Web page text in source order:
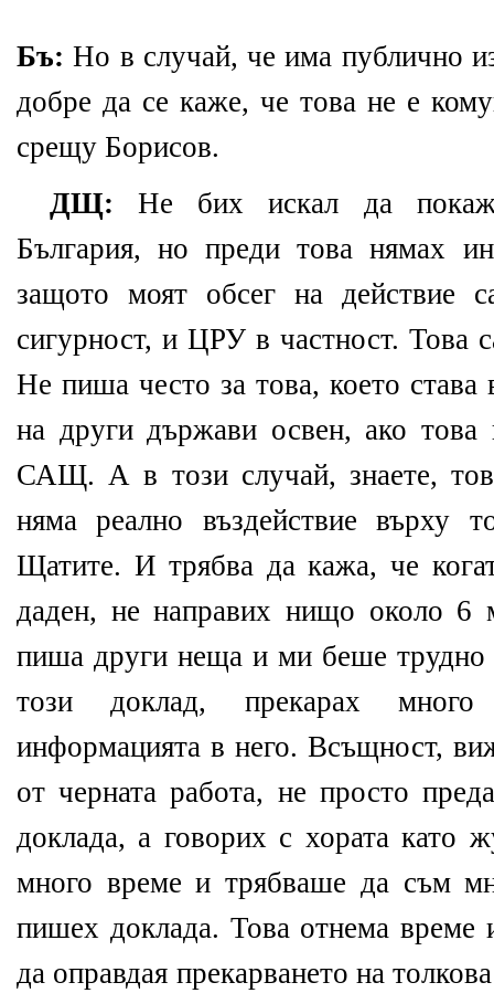
Бъ: Но в случай, че има публично
добре да се каже, че това не е
срещу Борисов.
ДЩ: Не бих искал да
България, но преди това нямах
защото моят обсег на действие
сигурност, и ЦРУ в частност. Това
Не пиша често за това, което става
на други държави освен, ако това
САЩ. А в този случай, знаете,
няма реално въздействие върху
Щатите. И трябва да кажа, че
даден, не направих нищо около 6
пиша други неща и ми беше трудно
този доклад, прекарах
информацията в него. Всъщност,
от черната работа, не просто
доклада, а говорих с хората като
много време и трябваше да съм
пишех доклада. Това отнема
да оправдая прекарването на